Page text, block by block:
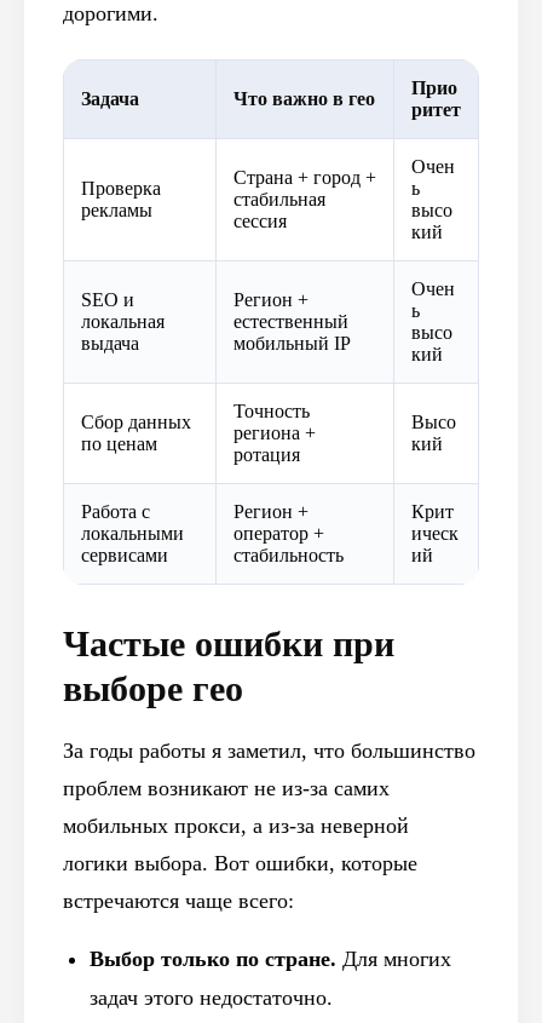
дорогими.
Задача Что важно в гео
Прио
ритет
Проверка
рекламы
Страна + город +
стабильная
сессия
Очен
ь
высо
кий
SEO и
локальная
выдача
Регион +
естественный
мобильный IP
Очен
ь
высо
кий
Сбор данных
по ценам
Точность
региона +
ротация
Высо
кий
Работа с
локальными
сервисами
Регион +
оператор +
стабильность
Крит
ическ
ий
Частые ошибки при
выборе гео
За годы работы я заметил, что большинство
проблем возникают не из-за самих
мобильных прокси, а из-за неверной
логики выбора. Вот ошибки, которые
встречаются чаще всего:
Выбор только по стране. Для многих
задач этого недостаточно.